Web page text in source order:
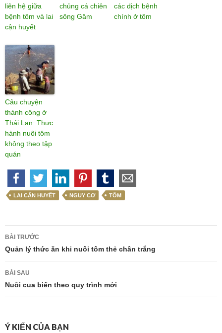
liên hệ giữa
bệnh tôm và lai
cận huyết
chủng cá chiên
sông Gâm
các dịch bệnh
chính ở tôm
Câu chuyện
thành công ở
Thái Lan: Thực
hành nuôi tôm
không theo tập
quán
LAI CẬN HUYẾT NGUY CƠ TÔM
Điều
hướng
bài
viết
BÀI TRƯỚC
Quản lý thức ăn khi nuôi tôm thẻ chân trắng
BÀI SAU
Nuôi cua biển theo quy trình mới
Ý KIẾN CỦA BẠN